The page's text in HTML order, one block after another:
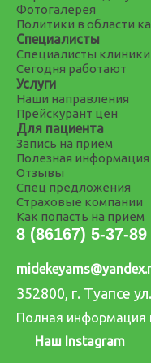
Фотогалерея
Политики в области
Специалисты
Специалисты клиники
Сегодня работают
Услуги
Наши направления
Прейскурант цен
Для пациента
Запись на прием
Полезная информация
Отзывы
Спец предложения
Страховые компании
Как попасть на прием
8 (86167) 5-37-89
352800, г. Туапсе
Полная информация
Наш Instagram